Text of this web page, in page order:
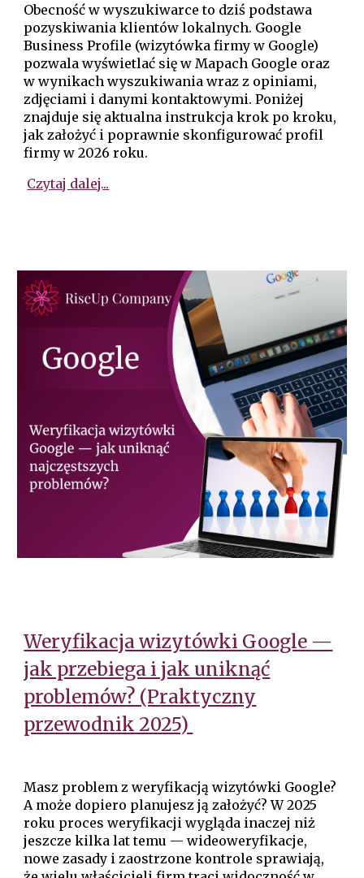
Obecność w wyszukiwarce to dziś podstawa
pozyskiwania klientów lokalnych. Google
Business Profile (wizytówka firmy w Google)
pozwala wyświetlać się w Mapach Google oraz
w wynikach wyszukiwania wraz z opiniami,
zdjęciami i danymi kontaktowymi. Poniżej
znajduje się aktualna instrukcja krok po kroku,
jak założyć i poprawnie skonfigurować profil
firmy w 2026 roku.
Czytaj dalej...
Weryfikacja wizytówki Google —
jak przebiega i jak uniknąć
problemów? (Praktyczny
przewodnik 2025)
Masz problem z weryfikacją wizytówki Google?
A może dopiero planujesz ją założyć? W 2025
roku proces weryfikacji wygląda inaczej niż
jeszcze kilka lat temu — wideoweryfikacje,
nowe zasady i zaostrzone kontrole sprawiają,